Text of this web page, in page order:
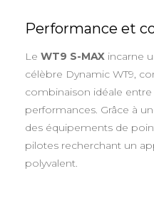
Performance et
Le WT9 S-MAX incarne
célèbre Dynamic WT9,
combinaison idéale
performances. Grâce à
des équipements de
pilotes recherchant un
polyvalent.